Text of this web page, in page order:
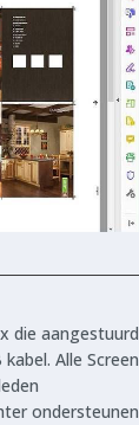
die aangestuurd
Alle Screen
ondersteunen